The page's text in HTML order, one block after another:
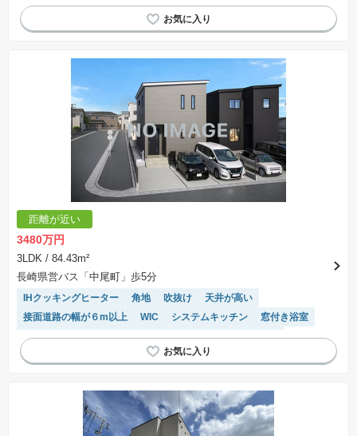
対面キッチン
モニター付きインターホン
距離が近い
3480万円
3LDK / 84.43m²
長崎県営バス「中尾町」歩5分
IHクッキングヒーター 角地 吹抜け
天井が高い
接面道路の幅が６m以上
WIC システムキッチン
窓付き浴室
平坦地
閑静な住宅地 食洗機 陽当り良好
EV充電器
高機能トイレ
トイレ2個以上